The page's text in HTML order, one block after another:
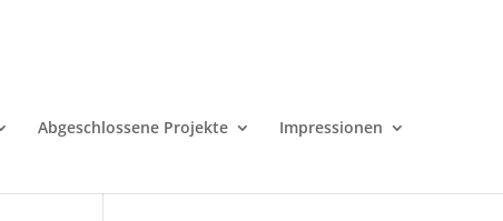
Abgeschlossene Projekte
Impressionen